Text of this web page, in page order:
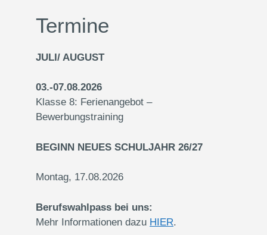
Termine
JULI/ AUGUST
03.-07.08.2026
Klasse 8: Ferienangebot –
Bewerbungstraining
BEGINN NEUES SCHULJAHR 26/27
Montag, 17.08.2026
Berufswahlpass bei uns:
Mehr Informationen dazu HIER.